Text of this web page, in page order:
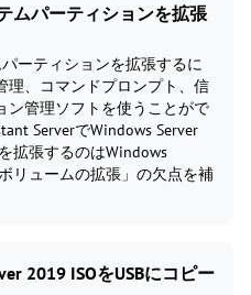
ムパーティションを拡張
ーティションを拡張するに
理、コマンドプロンプト、信
ン管理ソフトを使うことがで
ServerでWindows Server
拡張するのはWindows
リュームの拡張」の欠点を補
2019 ISOをUSBにコピー